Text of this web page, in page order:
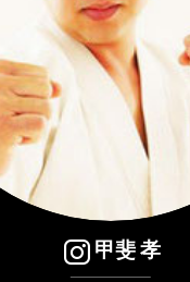
甲斐 孝